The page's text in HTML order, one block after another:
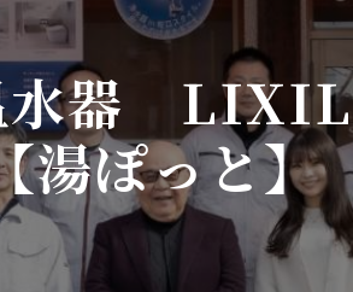
水器
湯ぽっと】